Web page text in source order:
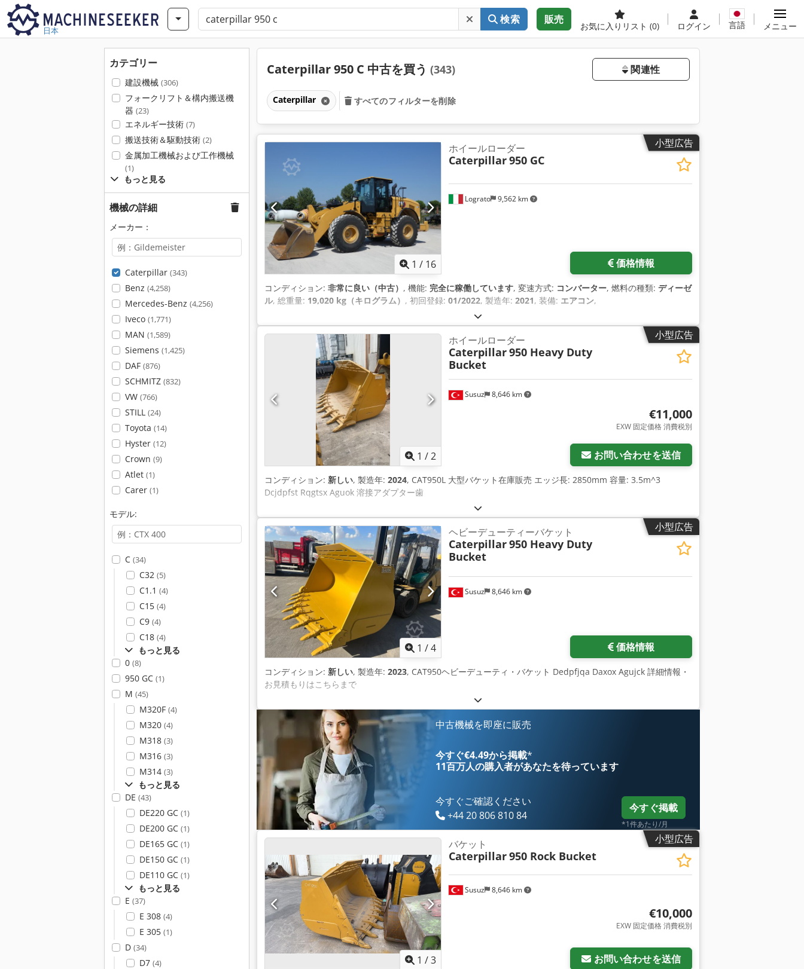
日本
検索 販売
お気に入りリスト (0) ログイン 言語 メニュー
カテゴリー
建設機械 (306)
フォークリフト＆構内搬送機
器 (23)
エネルギー技術 (7)
搬送技術＆駆動技術 (2)
金属加工機械および工作機械
(1)
もっと見る
機械の詳細
メーカー：
Caterpillar (343)
Benz (4,258)
Mercedes-Benz (4,256)
Iveco (1,771)
MAN (1,589)
Siemens (1,425)
DAF (876)
SCHMITZ (832)
VW (766)
STILL (24)
Toyota (14)
Hyster (12)
Crown (9)
Atlet (1)
Carer (1)
モデル:
C (34)
C32 (5)
C1.1 (4)
C15 (4)
C9 (4)
C18 (4)
もっと見る
0 (8)
950 GC (1)
M (45)
M320F (4)
M320 (4)
M318 (3)
M316 (3)
M314 (3)
もっと見る
DE (43)
DE220 GC (1)
DE200 GC (1)
DE165 GC (1)
DE150 GC (1)
DE110 GC (1)
もっと見る
E (37)
E 308 (4)
E 305 (1)
D (34)
D7 (4)
Caterpillar 950 C 中古を買う (343) 関連性
Caterpillar すべてのフィルターを削除
小型広告
1 / 16
Lograto 9,562 km
ホイールローダー
Caterpillar950 GC
価格情報
コンディション: 非常に良い（中古） , 機能: 完全に稼働しています, 変速方式: コンバーター, 燃料の種類: ディーゼ
ル, 総重量: 19,020 kg（キログラム） , 初回登録: 01/2022, 製造年: 2021, 装備: エアコン,
小型広告
さらに画像をリクエスト
1 /2
Susuz 8,646 km
ホイールローダー
Caterpillar950 Heavy Duty
Bucket
€11,000
EXW 固定価格 消費税別
お問い合わせを送信
コンディション: 新しい, 製造年: 2024, CAT950L 大型バケット在庫販売 エッジ長: 2850mm 容量: 3.5m^3
Dcjdpfst Rqgtsx Aguok 溶接アダプター歯
小型広告
1 /4
Susuz 8,646 km
ヘビーデューティーバケット
Caterpillar950 Heavy Duty
Bucket
価格情報
コンディション: 新しい, 製造年: 2023, CAT950ヘビーデューティ・バケット Dedpfjqa Daxox Agujck 詳細情報・
お見積もりはこちらまで
中古機械を即座に販売
今すぐ€4.49から掲載*
11百万人の購入者があなたを待っています
今すぐご確認ください
+44 20 806 810 84
今すぐ掲載
*1件あたり/月
小型広告
1 /3
Susuz 8,646 km
バケット
Caterpillar950 Rock Bucket
€10,000
EXW 固定価格 消費税別
お問い合わせを送信